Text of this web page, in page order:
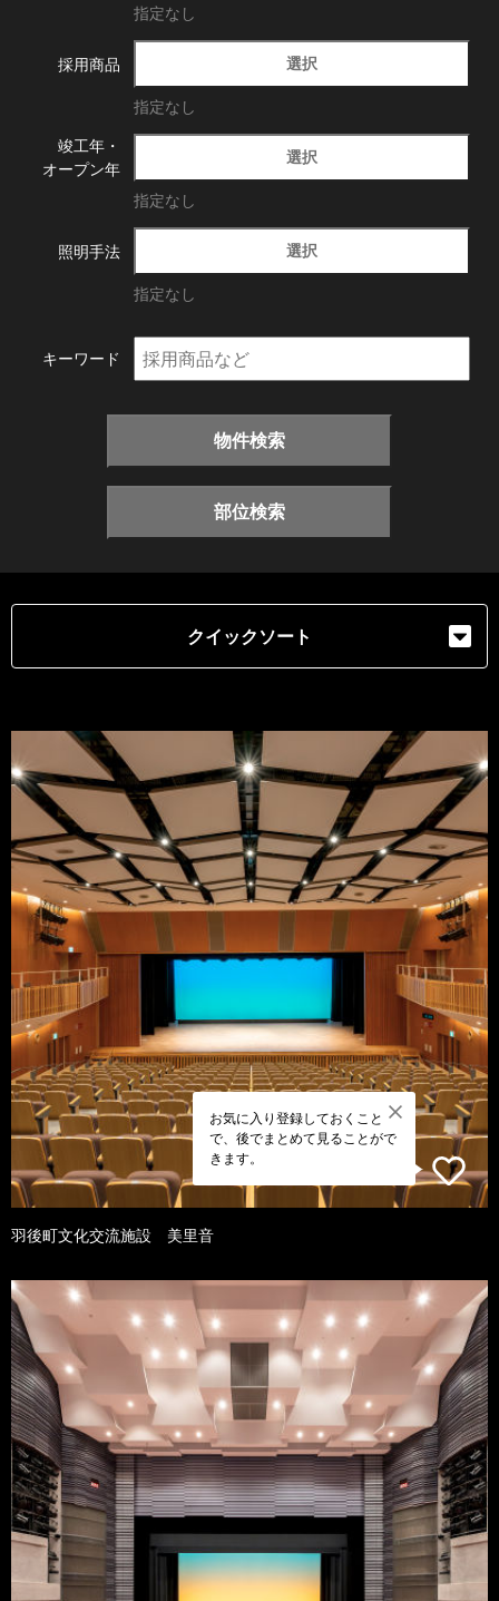
指定なし
採用商品 選択
指定なし
竣工年・
オープン年
選択
指定なし
照明手法 選択
指定なし
キーワード
物件検索
部位検索
クイックソート
お気に入り登録しておくこと
で、後でまとめて見ることがで
きます。
羽後町文化交流施設 美里音